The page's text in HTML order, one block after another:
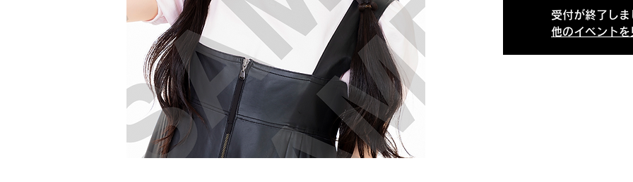
受付が終了しま
他のイベントを